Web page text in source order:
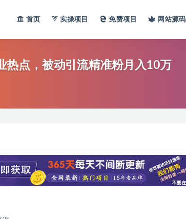
首页 实操项目 免费项目 网站源码
热点，被动引流精准粉月入10万